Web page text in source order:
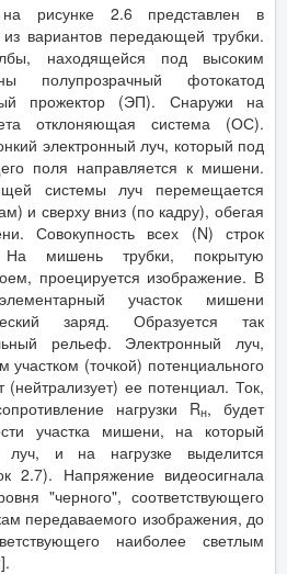
рисунке 2.6 представлен в
вариантов передающей трубки.
находящейся под высоким
полупрозрачный фотокатод
прожектор (ЭП). Снаружи на
отклоняющая система (ОС).
электронный луч, который под
поля направляется к мишени.
системы луч перемещается
и сверху вниз (по кадру), обегая
Совокупность всех (N) строк
На мишень трубки, покрытую
проецируется изображение. В
участок мишени
заряд. Образуется так
рельеф. Электронный луч,
участком (точкой) потенциального
ее потенциал. Ток,
нагрузки Rн, будет
участка мишени, на который
луч, и на нагрузке выделится
2.7). Напряжение видеосигнала
"черного", соответствующего
передаваемого изображения, до
наиболее светлым